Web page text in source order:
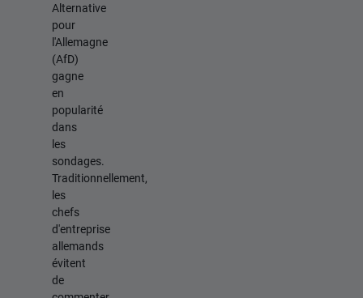
Alternative
pour
l'Allemagne
(AfD)
gagne
en
popularité
dans
les
sondages.
Traditionnellement,
les
chefs
d'entreprise
allemands
évitent
de